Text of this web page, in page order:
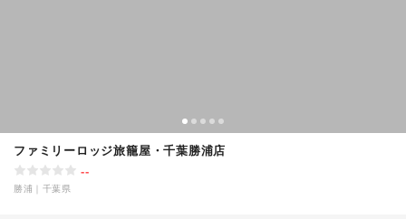
ファミリーロッジ旅籠屋・千葉勝浦店
--
勝浦 千葉県